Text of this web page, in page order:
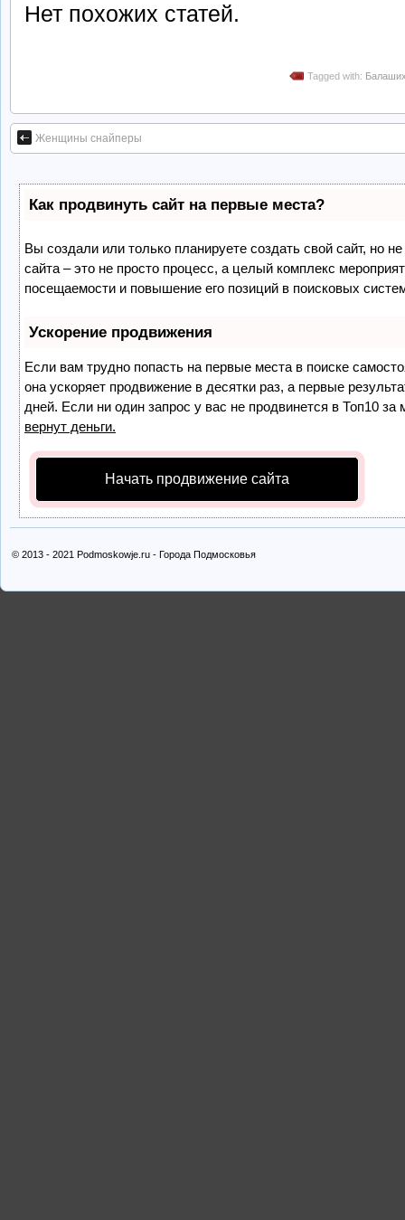
Нет похожих статей.
Tagged with:
Женщины снайперы
Как продвинуть сайт на первые места?
Вы создали или только планируете создать свой сайт, но
сайта – это не просто процесс, а целый комплекс
посещаемости и повышение его позиций в поисковых
Ускорение продвижения
Если вам трудно попасть на первые места в поиске
она ускоряет продвижение в десятки раз, а первые
дней. Если ни один запрос у вас не продвинется в Топ10 за
вернут деньги.
Начать продвижение сайта
© 2013 - 2021 Podmoskowje.ru - Города Подмосковья